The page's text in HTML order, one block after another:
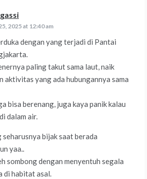
2025 at 12:40 am
dengan yang terjadi di Pantai
paling takut sama laut, naik
aktivitas yang ada hubungannya sama
bisa berenang, juga kaya panik kalau
dalam air.
seharusnya bijak saat berada
yaa..
sombong dengan menyentuh segala
di habitat asal.